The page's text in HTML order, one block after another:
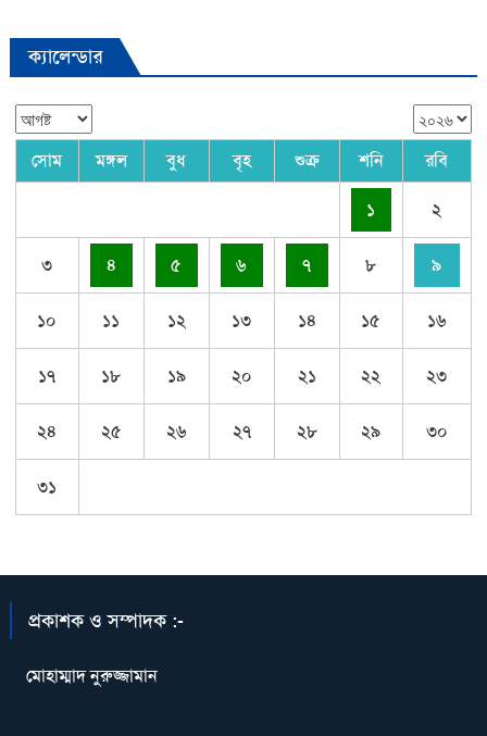
ক্যালেন্ডার
সোম মঙ্গল বুধ বৃহ শুক্র শনি রবি
১ ২
৩ ৪ ৫ ৬ ৭ ৮ ৯
১০ ১১ ১২ ১৩ ১৪ ১৫ ১৬
১৭ ১৮ ১৯ ২০ ২১ ২২ ২৩
২৪ ২৫ ২৬ ২৭ ২৮ ২৯ ৩০
৩১
প্রকাশক ও সম্পাদক :-
মোহাম্মাদ নুরুজ্জামান